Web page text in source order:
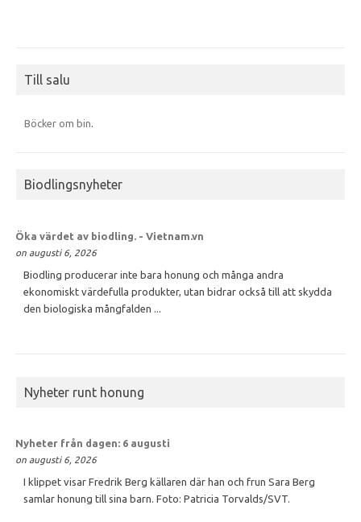
Till salu
Böcker om bin.
Biodlingsnyheter
Öka värdet av biodling. - Vietnam.vn
on augusti 6, 2026
Biodling producerar inte bara honung och många andra
ekonomiskt värdefulla produkter, utan bidrar också till att skydda
den biologiska mångfalden ...
Nyheter runt honung
Nyheter från dagen: 6 augusti
on augusti 6, 2026
I klippet visar Fredrik Berg källaren där han och frun Sara Berg
samlar honung till sina barn. Foto: Patricia Torvalds/SVT.